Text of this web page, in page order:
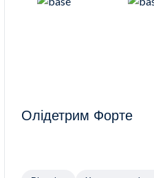
Олідетрим Форте